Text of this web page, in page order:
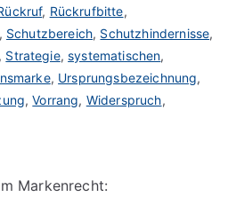
, Rückrufbitte,
, Schutzbereich, Schutzhindernisse,
, Strategie,systematischen,
, Ursprungsbezeichnung,
,Vorrang, Widerspruch,
Markenrecht: